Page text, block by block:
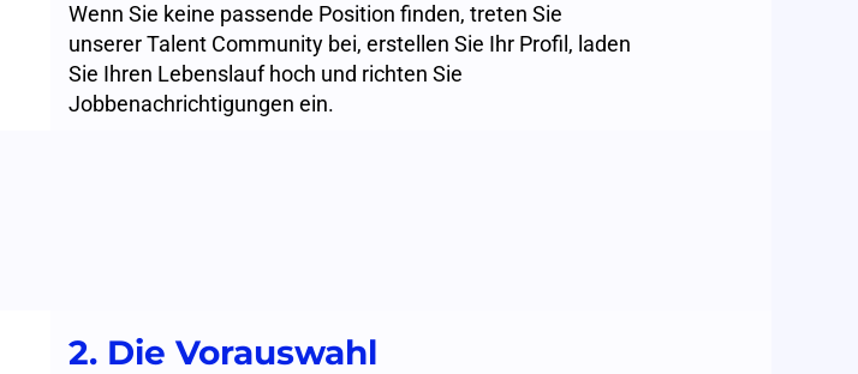
Wenn Sie keine passende Position finden, treten Sie
unserer Talent Community bei, erstellen Sie Ihr Profil, laden
Sie Ihren Lebenslauf hoch und richten Sie
Jobbenachrichtigungen ein.
2. Die Vorauswahl